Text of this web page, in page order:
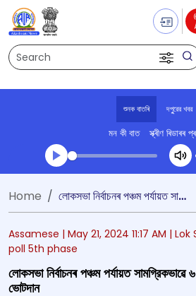
Search
শুনক বাতৰি দপুুরের খবর
মন কী বাত স্ক্ৰীণ ৰিডাৰৰ
Transcript summary
খেলা অডিঅ'
Home লোকসভা নিৰ্বাচনৰ পঞ্চম পৰ্যায়ত সামগ্রিকভাৱে ৬০ শতাংশতকৈ অধিক ভোটদান
Assamese | May 21, 2024 11:17 AM | Lok
poll 5th phase
লোকসভা নিৰ্বাচনৰ পঞ্চম পৰ্যায়ত
ভোটদান